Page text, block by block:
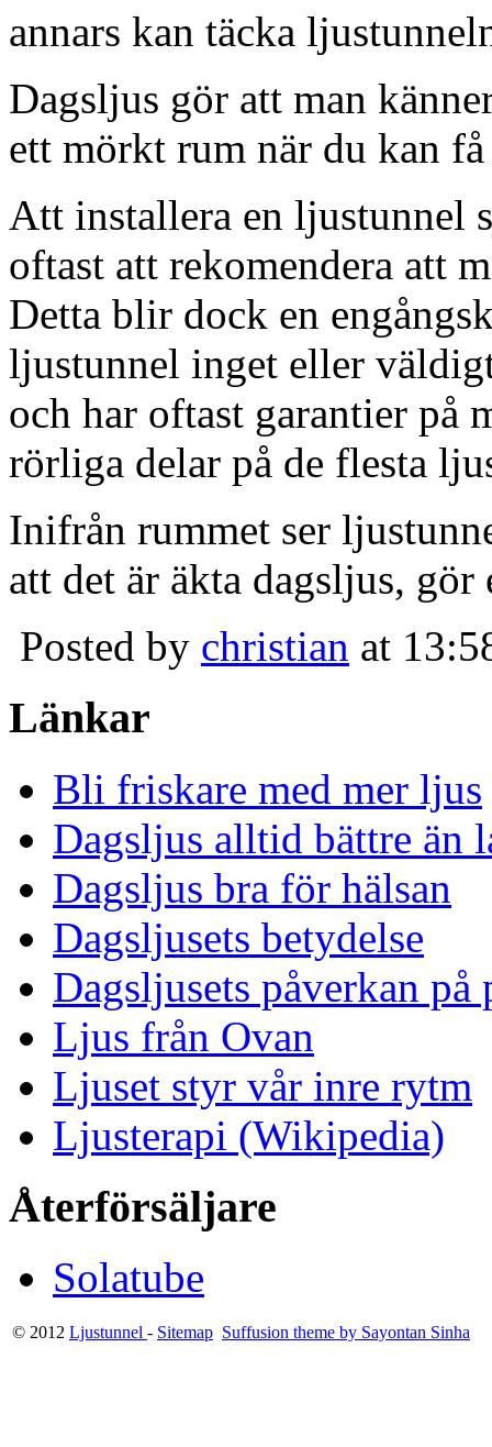
annars kan täcka
Dagsljus gör att man
ett mörkt rum när du kan
Att installera en ljustunnel
oftast att rekomendera att
Detta blir dock en
ljustunnel inget eller
och har oftast garantier på
rörliga delar på de flesta
Inifrån rummet ser
att det är äkta dagsljus,
Posted by christian at
Länkar
Bli friskare med mer ljus
Dagsljus alltid bättre än
Dagsljus bra för hälsan
Dagsljusets betydelse
Dagsljusets påverkan på
Ljus från Ovan
Ljuset styr vår inre rytm
Ljusterapi (Wikipedia)
Återförsäljare
Solatube
© 2012 Ljustunnel - Sitemap Suffusion theme by Sayontan Sinha